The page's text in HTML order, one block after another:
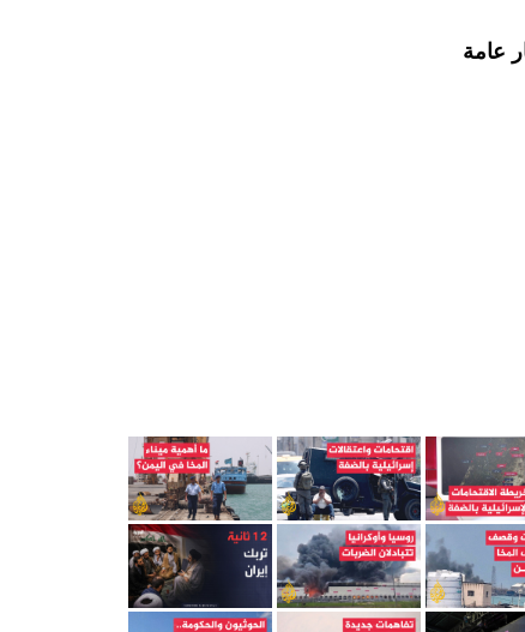
عامة